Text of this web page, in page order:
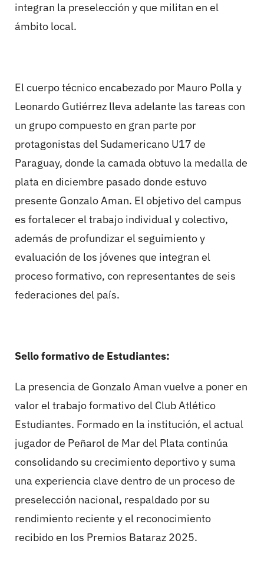
integran la preselección y que militan en el
ámbito local.
El cuerpo técnico encabezado por Mauro Polla y
Leonardo Gutiérrez lleva adelante las tareas con
un grupo compuesto en gran parte por
protagonistas del Sudamericano U17 de
Paraguay, donde la camada obtuvo la medalla de
plata en diciembre pasado donde estuvo
presente Gonzalo Aman. El objetivo del campus
es fortalecer el trabajo individual y colectivo,
además de profundizar el seguimiento y
evaluación de los jóvenes que integran el
proceso formativo, con representantes de seis
federaciones del país.
Sello formativo de Estudiantes:
La presencia de Gonzalo Aman vuelve a poner en
valor el trabajo formativo del Club Atlético
Estudiantes. Formado en la institución, el actual
jugador de Peñarol de Mar del Plata continúa
consolidando su crecimiento deportivo y suma
una experiencia clave dentro de un proceso de
preselección nacional, respaldado por su
rendimiento reciente y el reconocimiento
recibido en los Premios Bataraz 2025.